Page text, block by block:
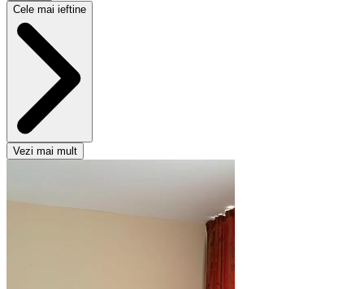
Cele mai ieftine
Vezi mai mult